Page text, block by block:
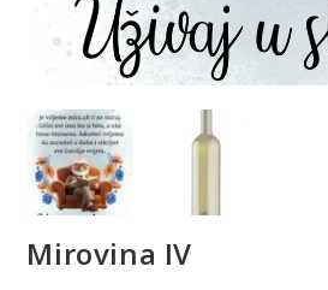
Mirovina IV